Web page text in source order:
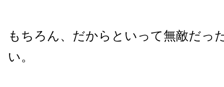
もちろん、だからといって無敵だっ
い。